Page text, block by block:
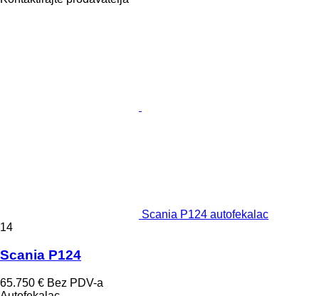
Scania P124 autofekalac
14
Scania P124
65.750 € Bez PDV-a